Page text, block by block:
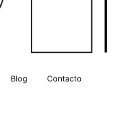
Blog Contacto